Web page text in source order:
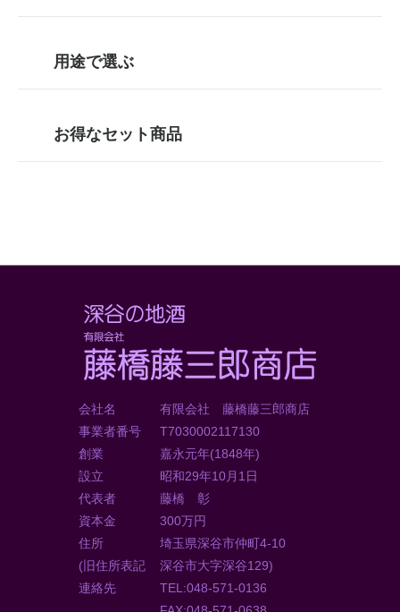
用途で選ぶ
お得なセット商品
会社名
有限会社 藤橋藤三郎商店
事業者番号
T7030002117130
創業
嘉永元年(1848年)
設立
昭和29年10月1日
代表者
藤橋 彰
資本金
300万円
住所
埼玉県深谷市仲町4-10
(旧住所表記
深谷市大字深谷129)
連絡先
TEL:048-571-0136